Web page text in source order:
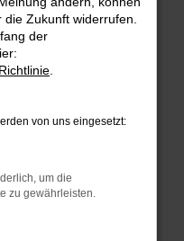
helfen können:
und deine
Beispiel deine
Werbeblocker,
Seiten
Seite in einem
Zukunft widerrufen.
der
von uns eingesetzt:
um die
zu gewährleisten.